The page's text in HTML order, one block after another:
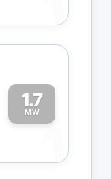
1.7
MW
1